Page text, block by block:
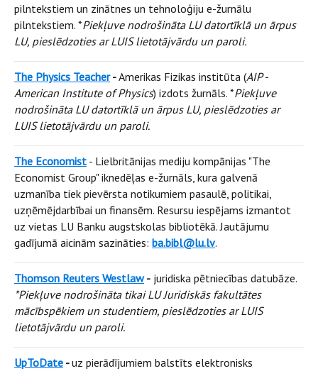
pilntekstiem un zinātnes un tehnoloģiju e-žurnālu
pilntekstiem. *Piekļuve nodrošināta LU datortīklā un ārpus
LU, pieslēdzoties ar LUIS lietotājvārdu un paroli.
The Physics Teacher-Amerikas Fizikas institūta (AIP -
American Institute of Physics) izdots žurnāls. *Piekļuve
nodrošināta LU datortīklā un ārpus LU, pieslēdzoties ar
LUIS lietotājvārdu un paroli.
The Economist - Lielbritānijas mediju kompānijas "The
Economist Group" iknedēļas e-žurnāls, kura galvenā
uzmanība tiek pievērsta notikumiem pasaulē, politikai,
uzņēmējdarbībai un finansēm. Resursu iespējams izmantot
uz vietas LU Banku augstskolas bibliotēkā. Jautājumu
gadījumā aicinām sazināties: ba.bibl@lu.lv.
Thomson Reuters Westlaw- juridiska pētniecības datubāze.
*Piekļuve nodrošināta tikai LU Juridiskās fakultātes
mācībspēkiem un studentiem, pieslēdzoties ar LUIS
lietotājvārdu un paroli.
UpToDate -uz pierādījumiem balstīts elektronisks